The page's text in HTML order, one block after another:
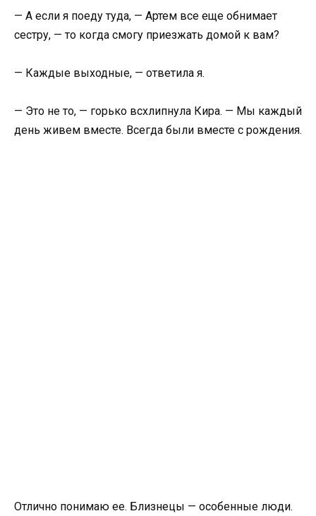
— А если я поеду туда, — Артем все еще обнимает
сестру, — то когда смогу приезжать домой к вам?
— Каждые выходные, — ответила я.
— Это не то, — горько всхлипнула Кира. — Мы каждый
день живем вместе. Всегда были вместе с рождения.
Отлично понимаю ее. Близнецы — особенные люди.